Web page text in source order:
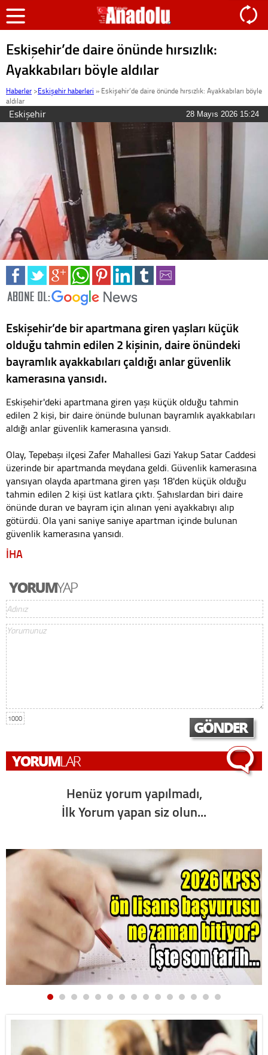
Eskişehir’de daire önünde hırsızlık:
Ayakkabıları böyle aldılar
Haberler >Eskişehir haberleri » Eskişehir’de daire önünde hırsızlık: Ayakkabıları böyle
aldılar
Eskişehir 28 Mayıs 2026 15:24
Eskişehir’de bir apartmana giren yaşları küçük
olduğu tahmin edilen 2 kişinin, daire önündeki
bayramlık ayakkabıları çaldığı anlar güvenlik
kamerasına yansıdı.
Eskişehir'deki apartmana giren yaşı küçük olduğu tahmin
edilen 2 kişi, bir daire önünde bulunan bayramlık ayakkabıları
aldığı anlar güvenlik kamerasına yansıdı.
Olay, Tepebaşı ilçesi Zafer Mahallesi Gazi Yakup Satar Caddesi
üzerinde bir apartmanda meydana geldi. Güvenlik kamerasına
yansıyan olayda apartmana giren yaşı 18'den küçük olduğu
tahmin edilen 2 kişi üst katlara çıktı. Şahıslardan biri daire
önünde duran ve bayram için alınan yeni ayakkabıyı alıp
götürdü. Ola yani saniye saniye apartman içinde bulunan
güvenlik kamerasına yansıdı.
İHA
1000
Henüz yorum yapılmadı,
İlk Yorum yapan siz olun...